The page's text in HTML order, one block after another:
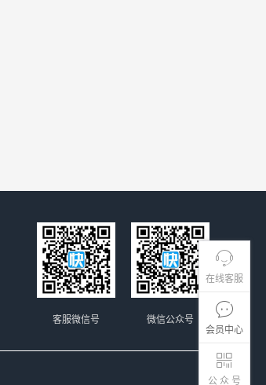
在线客服
会员中心
公 众 号
微信公众号
客服微信号